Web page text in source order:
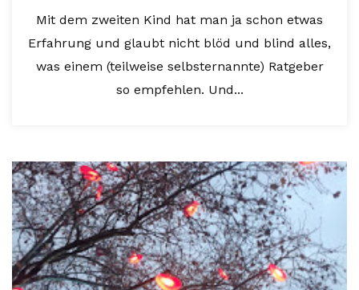
Mit dem zweiten Kind hat man ja schon etwas
Erfahrung und glaubt nicht blöd und blind alles,
was einem (teilweise selbsternannte) Ratgeber
so empfehlen. Und...